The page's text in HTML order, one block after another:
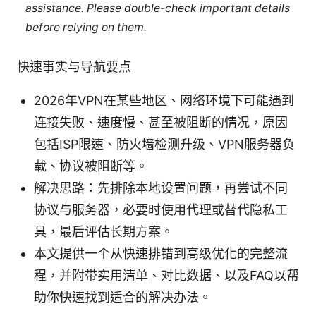
assistance. Please double-check important details
before relying on them.
快速事实与导航要点
2026年VPN在某些地区、网络环境下可能遇到
连接失败、速度慢、甚至被阻断的情况，原因
包括ISP限速、防火墙检测升级、VPN服务器负
载、协议被阻断等。
解决思路：先排除本地设置问题，再尝试不同
协议与服务器，必要时使用代理或替代隐私工
具，最后评估长期方案。
本文提供一个从快速排错到高级优化的完整流
程，并附带实用清单、对比数据、以及FAQ以帮
助你快速找到适合的解决办法。